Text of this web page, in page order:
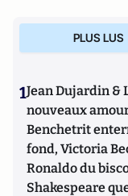
PLUS LUS
1Jean Dujardin &
nouveaux
Benchetrit
fond, Victoria
Ronaldo du
Shakespeare